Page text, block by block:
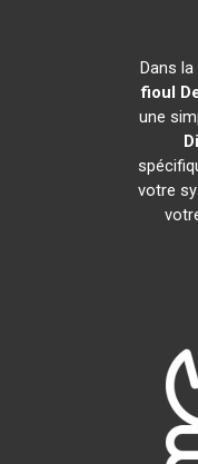
Dans la
fioul
une
votre